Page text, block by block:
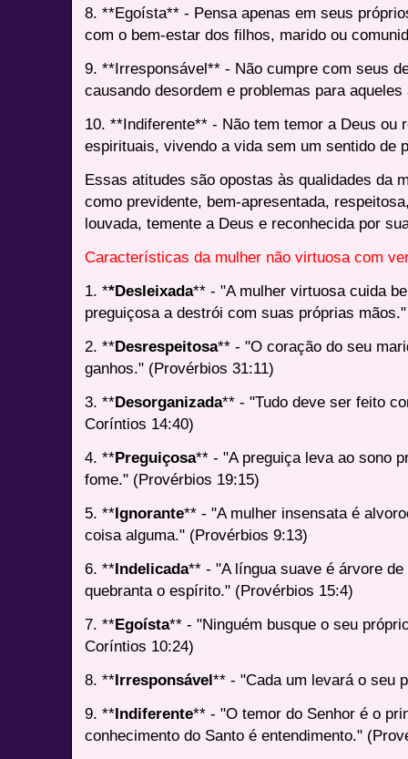
8. **Egoísta** - Pensa apenas em seus
com o bem-estar dos filhos, marido ou
9. **Irresponsável** - Não cumpre com seus
causando desordem e problemas para
10. **Indiferente** - Não tem temor a Deus ou
espirituais, vivendo a vida sem um sentido de
Essas atitudes são opostas às qualidades da
como previdente, bem-apresentada,
louvada, temente a Deus e reconhecida por
Características da mulher não virtuosa com
1. **Desleixada** - "A mulher virtuosa cuida
preguiçosa a destrói com suas próprias
2. **Desrespeitosa** - "O coração do seu
ganhos." (Provérbios 31:11)
3. **Desorganizada** - "Tudo deve ser feito
Coríntios 14:40)
4. **Preguiçosa** - "A preguiça leva ao sono
fome." (Provérbios 19:15)
5. **Ignorante** - "A mulher insensata é
coisa alguma." (Provérbios 9:13)
6. **Indelicada** - "A língua suave é árvore
quebranta o espírito." (Provérbios 15:4)
7. **Egoísta** - "Ninguém busque o seu
Coríntios 10:24)
8. **Irresponsável** - "Cada um levará o seu
9. **Indiferente** - "O temor do Senhor é o
conhecimento do Santo é entendimento."